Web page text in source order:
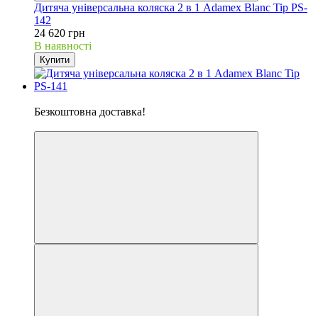
Дитяча універсальна коляска 2 в 1 Adamex Blanc Tip PS-
142
24 620 грн
В наявності
Купити
Безкоштовна доставка!